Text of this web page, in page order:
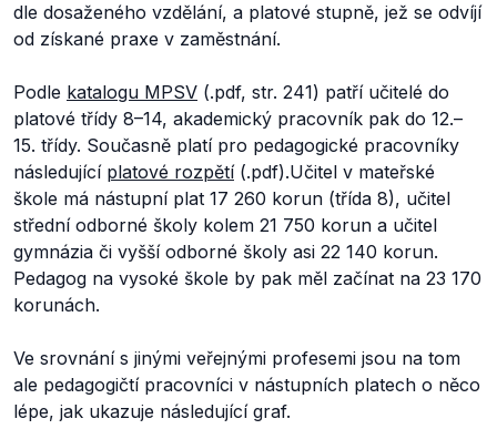
dle dosaženého vzdělání, a platové stupně, jež se odvíjí
od získané praxe v zaměstnání.
Podle katalogu MPSV (.pdf, str. 241) patří učitelé do
platové třídy 8–14, akademický pracovník pak do 12.–
15. třídy. Současně platí pro pedagogické pracovníky
následující platové rozpětí(.pdf).Učitel v mateřské
škole má nástupní plat 17 260 korun (třída 8), učitel
střední odborné školy kolem 21 750 korun a učitel
gymnázia či vyšší odborné školy asi 22 140 korun.
Pedagog na vysoké škole by pak měl začínat na 23 170
korunách.
Ve srovnání s jinými veřejnými profesemi jsou na tom
ale pedagogičtí pracovníci v nástupních platech o něco
lépe, jak ukazuje následující graf.